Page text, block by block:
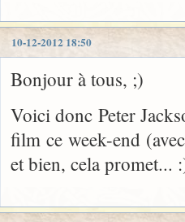
10-12-2012 18:50
Bonjour à tous, ;)
Voici donc Peter
film ce week-end
et bien, cela promet...